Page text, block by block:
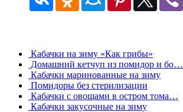
Кабачки на зиму «Как грибы»
Домашний кетчуп из помидор и бо…
Кабачки маринованные на зиму
Помидоры без стерилизации
Кабачки с овощами в остром тома…
Кабачки закусочные на зиму